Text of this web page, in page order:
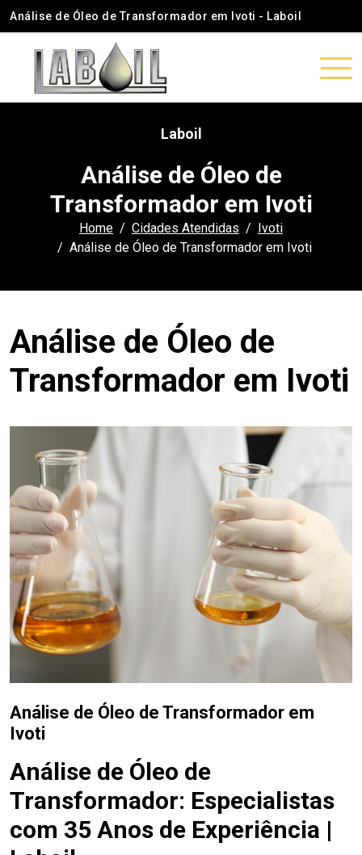
Análise de Óleo de Transformador em Ivoti - Laboil
Laboil
Análise de Óleo de
Transformador em Ivoti
Home Cidades Atendidas
Ivoti
Análise de Óleo de Transformador em Ivoti
Análise de Óleo de
Transformador em Ivoti
Análise de Óleo de Transformador em
Ivoti
Análise de Óleo de
Transformador: Especialistas
com 35 Anos de Experiência |